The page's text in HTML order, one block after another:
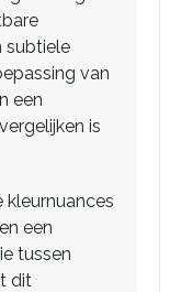
subtiele
van
een
is
een
tussen
dit